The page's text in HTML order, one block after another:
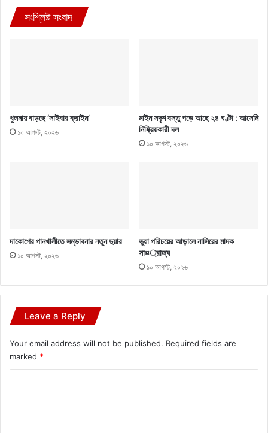
সংশ্লিষ্ট সংবাদ
খুলনায় বাড়ছে ‘সাইবার ক্রাইম’
১০ আগস্ট, ২০২৬
মাইন সদৃশ বস্তু পড়ে আছে ২৪ ঘণ্টা : আসেনি
নিষ্ক্রিয়কারী দল
১০ আগস্ট, ২০২৬
দাকোপের পানখালীতে সম্ভাবনার নতুন দুয়ার
১০ আগস্ট, ২০২৬
ভুয়া পরিচয়ের আড়ালে নাসিরের মাদক
সা¤্রাজ্য
১০ আগস্ট, ২০২৬
Leave a Reply
Your email address will not be published. Required fields are
marked *